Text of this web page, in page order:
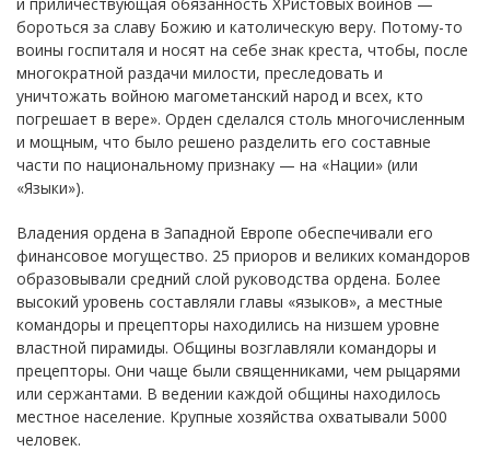
бороться за славу Божию и католическую веру. Потому-то
воины госпиталя и носят на себе знак креста, чтобы, после
многократной раздачи милости, преследовать и
уничтожать войною магометанский народ и всех, кто
погрешает в вере». Орден сделался столь многочисленным
и мощным, что было решено разделить его составные
части по национальному признаку — на «Нации» (или
«Языки»).
Владения ордена в Западной Европе обеспечивали его
финансовое могущество. 25 приоров и великих командоров
образовывали средний слой руководства ордена. Более
высокий уровень составляли главы «языков», а местные
командоры и прецепторы находились на низшем уровне
властной пирамиды. Общины возглавляли командоры и
прецепторы. Они чаще были священниками, чем рыцарями
или сержантами. В ведении каждой общины находилось
местное население. Крупные хозяйства охватывали 5000
человек.